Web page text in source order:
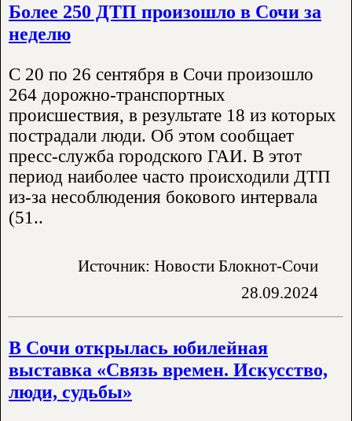
Более 250 ДТП произошло в Сочи за
неделю
С 20 по 26 сентября в Сочи произошло
264 дорожно-транспортных
происшествия, в результате 18 из которых
пострадали люди. Об этом сообщает
пресс-служба городского ГАИ. В этот
период наиболее часто происходили ДТП
из-за несоблюдения бокового интервала
(51..
Источник: Новости Блокнот-Сочи
28.09.2024
В Сочи открылась юбилейная
выставка «Связь времен. Искусство,
люди, судьбы»